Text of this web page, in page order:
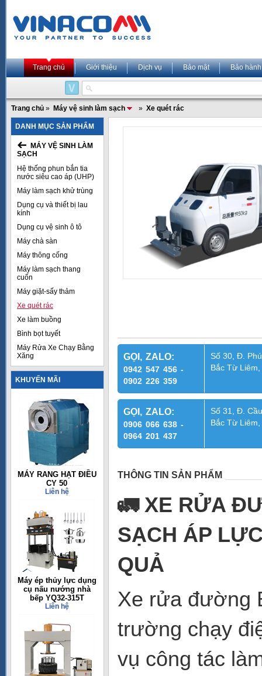
Trang chủ Giới thiệu Dịch vụ Bảo mật Bảo hành
Trang chủ » Máy vệ sinh làm sạch » Xe quét rác
DANH MỤC SẢN PHẨM
MÁY VỆ SINH LÀM
SẠCH
Hệ thống phun bắn tia
nước siêu cao áp (UHP)
Máy làm sạch khử trùng
Dụng cụ và thiết bị lau
kính
Dụng cụ vệ sinh ô tô
Máy chà sàn
Máy thông cống
Máy làm sạch thang
cuốn
Máy giặt-sấy thảm
Xe quét rác
Xe làm buồng
Bình bọt tuyết
Máy Rửa Xe Chạy Bằng
Xăng
KHUYẾN MÃI
MÁY RANG HẠT ĐIỀU
CY 50
Liên hệ
Máy ép thủy lực dụng
cụ nấu nướng nhà
bếp YQ32-315T
Liên hệ
GỌI, ZALO:
0942 547 456 -
0902 226 359
Số 30, Đ.
Bắc Từ
GỌI, ZALO:
0906 066 638 -
0964 201 437
Số 31, Đ.
Bắc Từ
THÔNG TIN SẢN PHẨM
🚛XE RỬA
SẠCH ÁP
QUẢ
Xe rửa đường
trường chạy
vụ công tác